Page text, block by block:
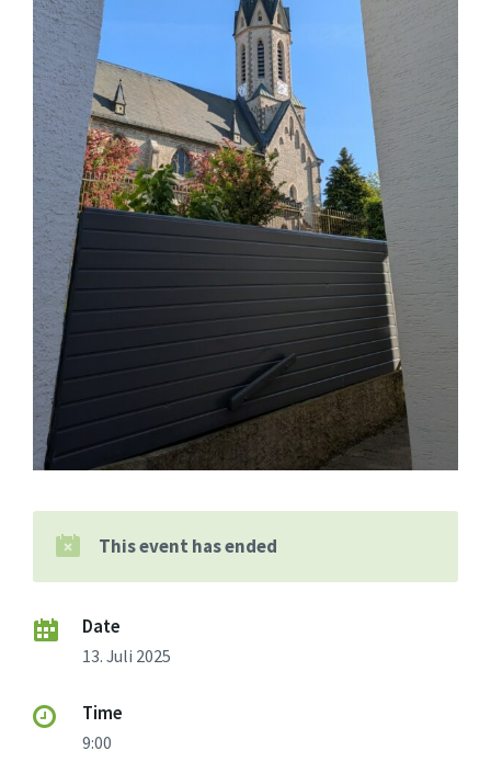
This event has ended
Date
13. Juli 2025
Time
9:00